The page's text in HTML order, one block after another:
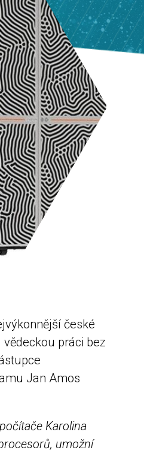
české
práci bez
Jan Amos
Karolina
umožní